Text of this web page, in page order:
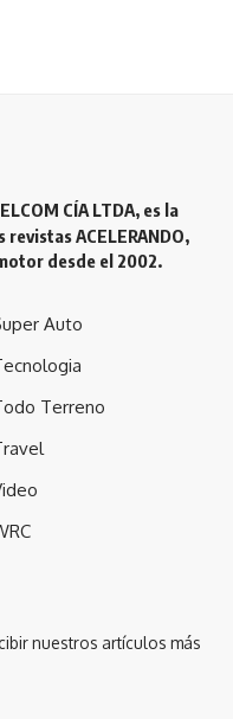
CÍA LTDA, es la
ACELERANDO,
desde el 2002.
Auto
Terreno
nuestros artículos más